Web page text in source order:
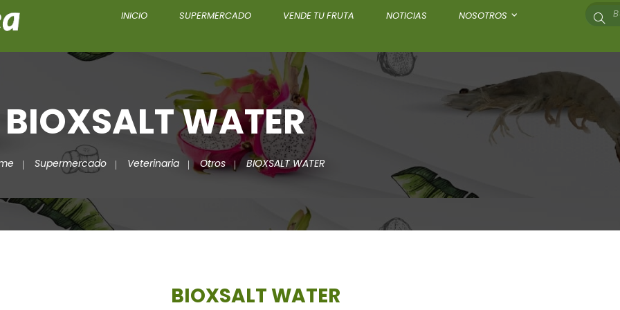
INICIO SUPERMERCADO VENDE TU FRUTA NOTICIAS NOSOTROS
BIOXSALT WATER
Supermercado Veterinaria Otros BIOXSALT WATER
BIOXSALT WATER